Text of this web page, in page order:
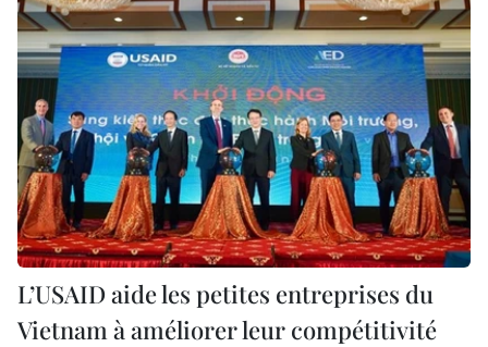
L’USAID aide les petites entreprises du
Vietnam à améliorer leur compétitivité